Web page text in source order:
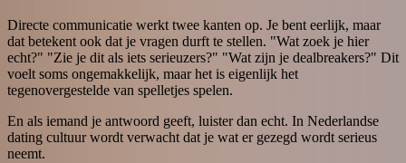
Directe communicatie werkt twee kanten op. Je bent eerlijk, maar
dat betekent ook dat je vragen durft te stellen. "Wat zoek je hier
echt?" "Zie je dit als iets serieuzers?" "Wat zijn je dealbreakers?" Dit
voelt soms ongemakkelijk, maar het is eigenlijk het
tegenovergestelde van spelletjes spelen.
En als iemand je antwoord geeft, luister dan echt. In Nederlandse
dating cultuur wordt verwacht dat je wat er gezegd wordt serieus
neemt.